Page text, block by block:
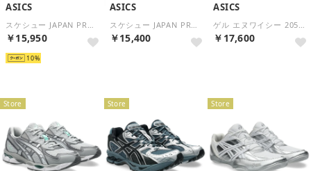
ASICS
￥15,950
10
ASICS
￥15,400
ASICS
￥17,600
Store Store Store